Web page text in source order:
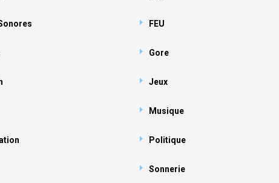
FEU
Gore
Jeux
Musique
Politique
Sonnerie